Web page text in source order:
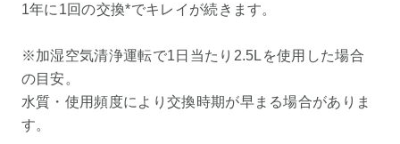
1年に1回の交換*でキレイが続きます。
※加湿空気清浄運転で1日当たり2.5Lを使用した場合
の目安。
水質・使用頻度により交換時期が早まる場合がありま
す。